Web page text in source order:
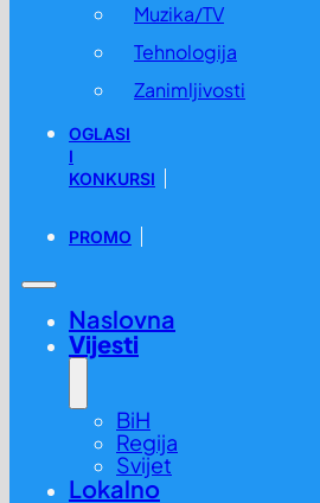
Muzika/TV
Tehnologija
Zanimljivosti
OGLASI
I
KONKURSI
PROMO
Naslovna
Vijesti
BiH
Regija
Svijet
Lokalno